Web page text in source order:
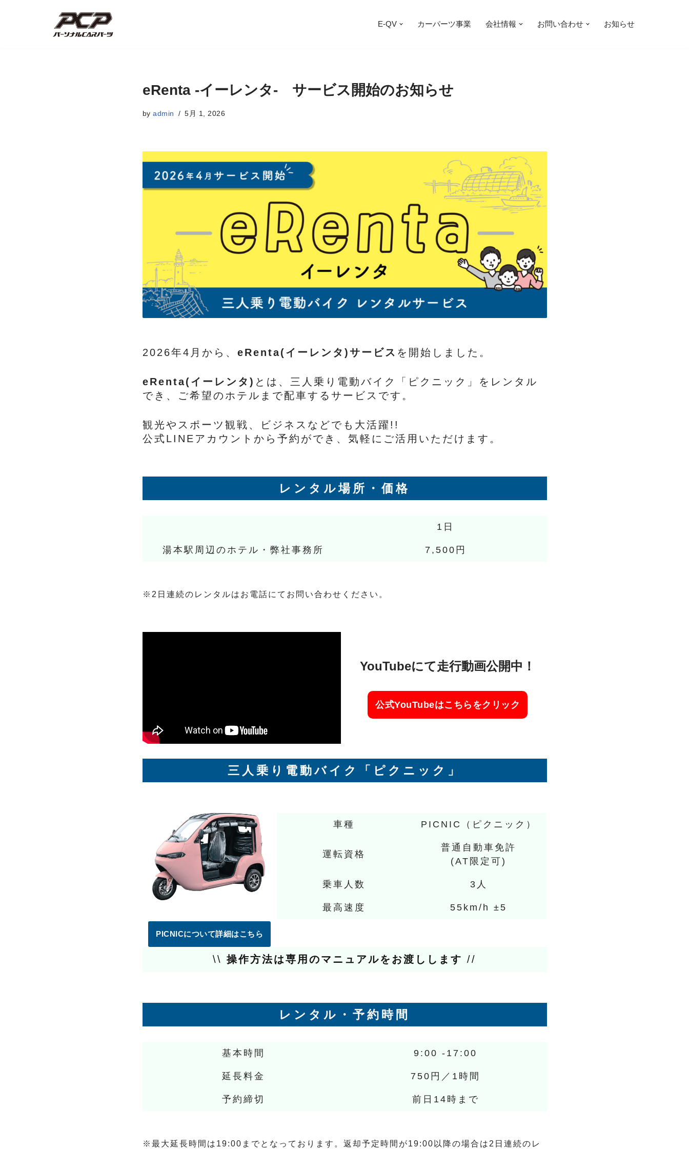
E-QV カーパーツ事業 会社情報 お問い合わせ お知らせ
eRenta -イーレンタ- サービス開始のお知らせ
by admin 5月 1, 2026
2026年4月から、 eRenta(イーレンタ)サービス を開始しました。
eRenta(イーレンタ) とは、三人乗り電動バイク「ピクニック」をレンタル
でき、ご希望のホテルまで配車するサービスです。
観光やスポーツ観戦、ビジネスなどでも大活躍!!
公式LINEアカウントから予約ができ、気軽にご活用いただけます。
レンタル場所・価格
1日
湯本駅周辺のホテル・弊社事務所 7,500円
※2日連続のレンタルはお電話にてお問い合わせください。
YouTubeにて走行動画公開中！
公式YouTubeはこちらをクリック
三人乗り電動バイク「ピクニック」
PICNICについて詳細はこちら
車種 PICNIC（ピクニック）
運転資格
普通自動車免許
(AT限定可)
乗車人数 3人
最高速度 55km/h ±5
\\ 操作方法は専用のマニュアルをお渡しします //
レンタル・予約時間
基本時間 9:00 -17:00
延長料金 750円／1時間
予約締切 前日14時まで
※最大延長時間は19:00までとなっております。返却予定時間が19:00以降の場合は2日連続のレ